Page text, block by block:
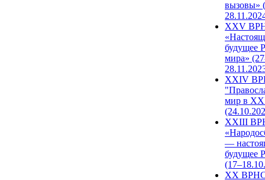
вызовы»
XXV
будущее
мира»
XXIV
мир в
XXIII
—
будущее
XX ВРНС